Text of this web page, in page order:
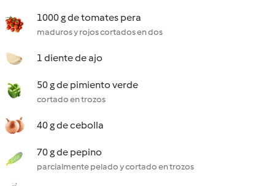
1000 g de tomates pera
maduros y rojos cortados en dos
1 diente de ajo
50 g de pimiento verde
cortado en trozos
40 g de cebolla
70 g de pepino
parcialmente pelado y cortado en trozos